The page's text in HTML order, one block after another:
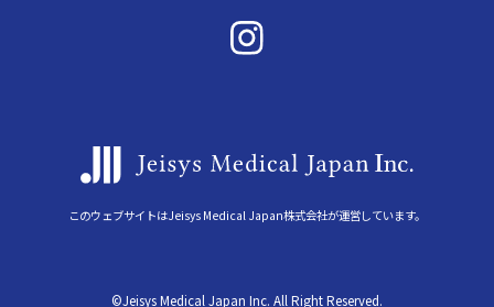
このウェブサイトはJeisys Medical Japan株式会社が運営しています。
©Jeisys Medical Japan Inc. All Right Reserved.